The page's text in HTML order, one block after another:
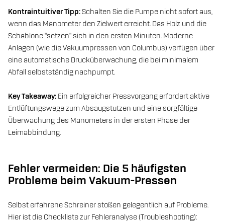
Kontraintuitiver Tipp:Schalten Sie die Pumpe nicht sofort aus,
wenn das Manometer den Zielwert erreicht. Das Holz und die
Schablone "setzen" sich in den ersten Minuten. Moderne
Anlagen (wie die Vakuumpressen von Columbus) verfügen über
eine automatische Drucküberwachung, die bei minimalem
Abfall selbstständig nachpumpt.
Key Takeaway: Ein erfolgreicher Pressvorgang erfordert aktive
Entlüftungswege zum Absaugstutzen und eine sorgfältige
Überwachung des Manometers in der ersten Phase der
Leimabbindung.
Fehler vermeiden: Die 5 häufigsten
Probleme beim Vakuum-Pressen
Selbst erfahrene Schreiner stoßen gelegentlich auf Probleme.
Hier ist die Checkliste zur Fehleranalyse (Troubleshooting):